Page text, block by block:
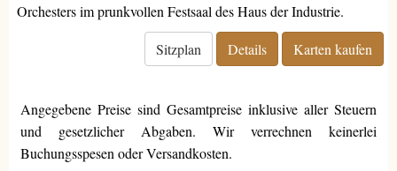
Orchesters im prunkvollen Festsaal des Haus der Industrie.
Sitzplan Details Karten kaufen
Angegebene Preise sind Gesamtpreise inklusive aller Steuern
und gesetzlicher Abgaben. Wir verrechnen keinerlei
Buchungsspesen oder Versandkosten.